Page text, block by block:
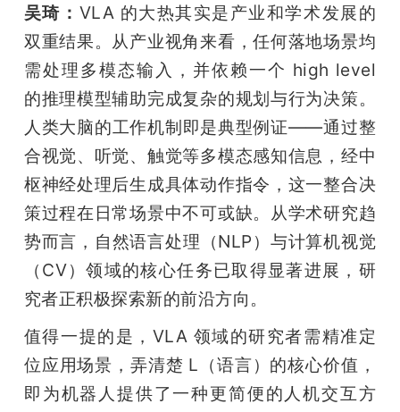
吴琦： VLA 的大热其实是产业和学术发展的
双重结果。从产业视角来看，任何落地场景均
需处理多模态输入，并依赖一个 high level
的推理模型辅助完成复杂的规划与行为决策。
人类大脑的工作机制即是典型例证——通过整
合视觉、听觉、触觉等多模态感知信息，经中
枢神经处理后生成具体动作指令，这一整合决
策过程在日常场景中不可或缺。从学术研究趋
势而言，自然语言处理（NLP）与计算机视觉
（CV）领域的核心任务已取得显著进展，研
究者正积极探索新的前沿方向。
值得一提的是，VLA 领域的研究者需精准定
位应用场景，弄清楚 L（语言）的核心价值，
即为机器人提供了一种更简便的人机交互方